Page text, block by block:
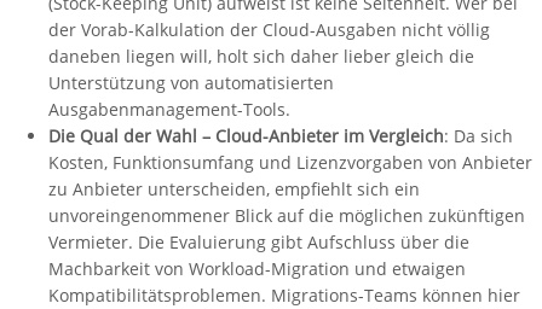
der Vorab-Kalkulation der Cloud-Ausgaben nicht völlig
daneben liegen will, holt sich daher lieber gleich die
Unterstützung von automatisierten
Ausgabenmanagement-Tools.
Die Qual der Wahl – Cloud-Anbieter im Vergleich: Da sich
Kosten, Funktionsumfang und Lizenzvorgaben von Anbieter
zu Anbieter unterscheiden, empfiehlt sich ein
unvoreingenommener Blick auf die möglichen zukünftigen
Vermieter. Die Evaluierung gibt Aufschluss über die
Machbarkeit von Workload-Migration und etwaigen
Kompatibilitätsproblemen. Migrations-Teams können hier